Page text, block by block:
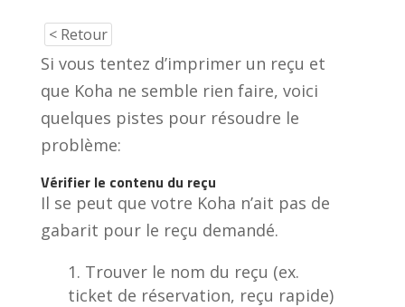
< Retour
Si vous tentez d’imprimer un reçu et
que Koha ne semble rien faire, voici
quelques pistes pour résoudre le
problème:
Vérifier le contenu du reçu
Il se peut que votre Koha n’ait pas de
gabarit pour le reçu demandé.
Trouver le nom du reçu (ex.
ticket de réservation, reçu rapide)